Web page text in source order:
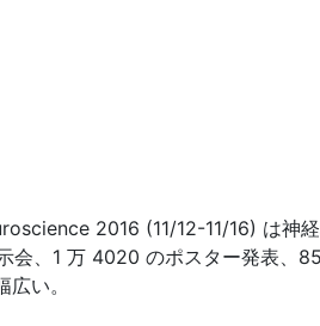
2016 (11/12-11/16) は
会、1 万 4020 のポスター発表、
い。